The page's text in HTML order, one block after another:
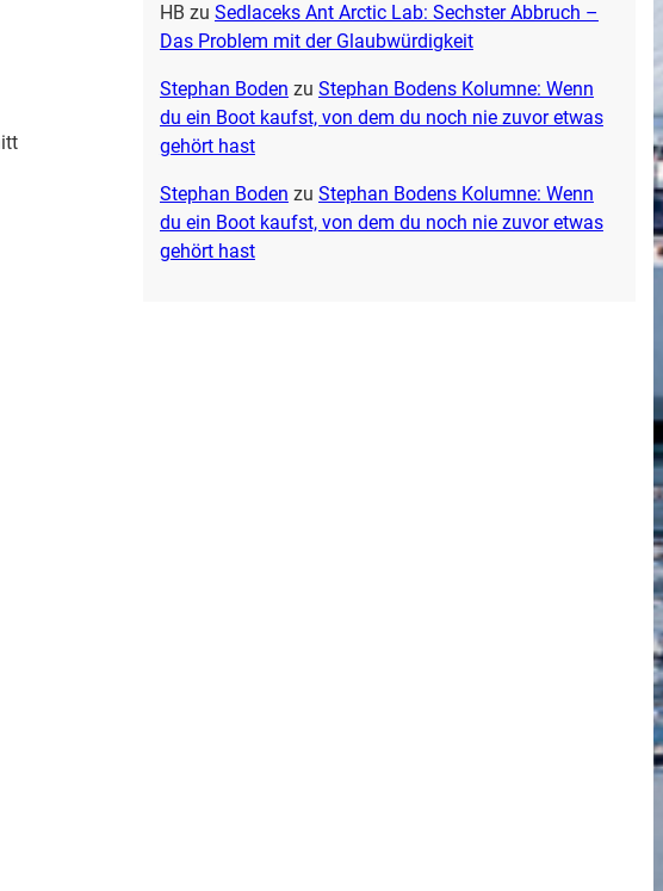
HB zu Sedlaceks Ant Arctic Lab: Sechster Abbruch –
Das Problem mit der Glaubwürdigkeit
Stephan Boden zu Stephan Bodens Kolumne: Wenn
du ein Boot kaufst, von dem du noch nie zuvor etwas
gehört hast
Stephan Boden zu Stephan Bodens Kolumne: Wenn
du ein Boot kaufst, von dem du noch nie zuvor etwas
gehört hast